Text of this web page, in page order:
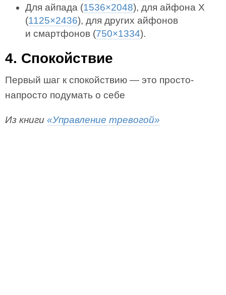
Для айпада (1536×2048), для айфона X
(1125×2436), для других айфонов
и смартфонов (750×1334).
4. Спокойствие
Первый шаг к спокойствию — это просто-
напросто подумать о себе
Из книги «Управление тревогой»